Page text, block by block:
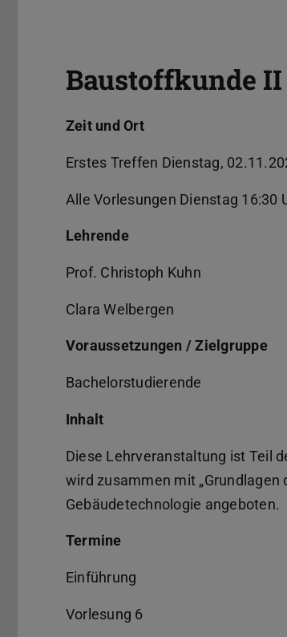
Baustoffkunde II
Zeit und Ort
Erstes Treffen Dienstag,
Alle Vorlesungen Dienstag 16:30
Lehrende
Prof. Christoph Kuhn
Clara Welbergen
Voraussetzungen / Zielgruppe
Bachelorstudierende
Inhalt
Diese Lehrveranstaltung ist Teil
wird zusammen mit „Grundlagen
Gebäudetechnologie angeboten.
Termine
Einführung
Vorlesung 6